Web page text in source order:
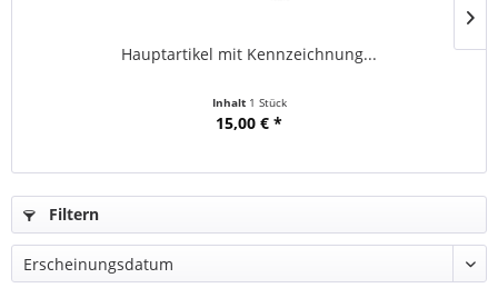
Hauptartikel mit Kennzeichnung...
Inhalt 1 Stück
15,00 € *
Filtern